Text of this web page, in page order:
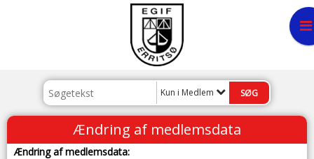
Kun i Medlem
Ændring af medlemsdata
Ændring af medlemsdata: